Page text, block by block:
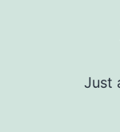
Just